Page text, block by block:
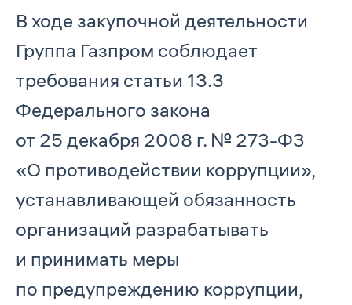
В ходе закупочной деятельности
Группа Газпром соблюдает
требования статьи 13.3
Федерального закона
от 25 декабря 2008 г. № 273-ФЗ
«О противодействии коррупции»,
устанавливающей обязанность
организаций разрабатывать
и принимать меры
по предупреждению коррупции,